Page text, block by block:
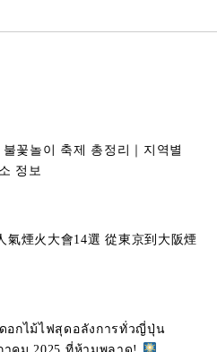
불꽃놀이 축제 총정리｜지역별
정보
大會14選 從東京到大阪煙
อกไม้ไฟสุดอลังการทั่วญี่ปุ่น